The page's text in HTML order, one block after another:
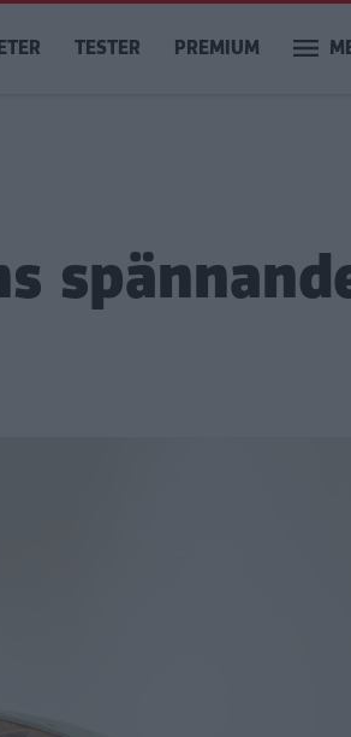
TESTER PREMIUM